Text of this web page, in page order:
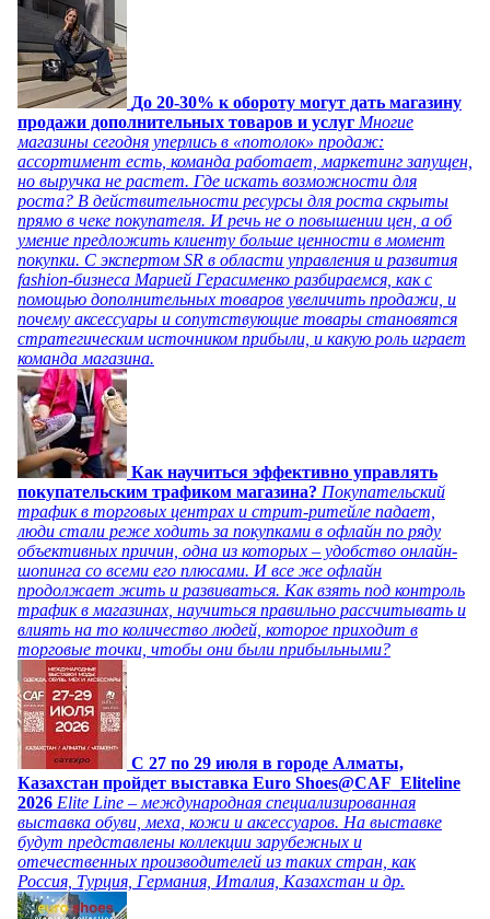
До 20-30% к обороту могут дать магазину
продажи дополнительных товаров и услуг Многие
магазины сегодня уперлись в «потолок» продаж:
ассортимент есть, команда работает, маркетинг запущен,
но выручка не растет. Где искать возможности для
роста? В действительности ресурсы для роста скрыты
прямо в чеке покупателя. И речь не о повышении цен, а об
умение предложить клиенту больше ценности в момент
покупки. С экспертом SR в области управления и развития
fashion-бизнеса Марией Герасименко разбираемся, как с
помощью дополнительных товаров увеличить продажи, и
почему аксессуары и сопутствующие товары становятся
стратегическим источником прибыли, и какую роль играет
команда магазина.
Как научиться эффективно управлять
покупательским трафиком магазина? Покупательский
трафик в торговых центрах и стрит-ритейле падает,
люди стали реже ходить за покупками в офлайн по ряду
объективных причин, одна из которых – удобство онлайн-
шопинга со всеми его плюсами. И все же офлайн
продолжает жить и развиваться. Как взять под контроль
трафик в магазинах, научиться правильно рассчитывать и
влиять на то количество людей, которое приходит в
торговые точки, чтобы они были прибыльными?
C 27 по 29 июля в городе Алматы,
Казахстан пройдет выставка Euro Shoes@CAF_Eliteline
2026 Elite Line – международная специализированная
выставка обуви, меха, кожи и аксессуаров. На выставке
будут представлены коллекции зарубежных и
отечественных производителей из таких стран, как
Россия, Турция, Германия, Италия, Казахстан и др.